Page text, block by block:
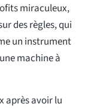
miraculeux,
des règles, qui
un instrument
machine à
après avoir lu